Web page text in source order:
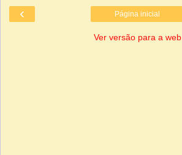
‹ Página inicial
Ver versão para a web